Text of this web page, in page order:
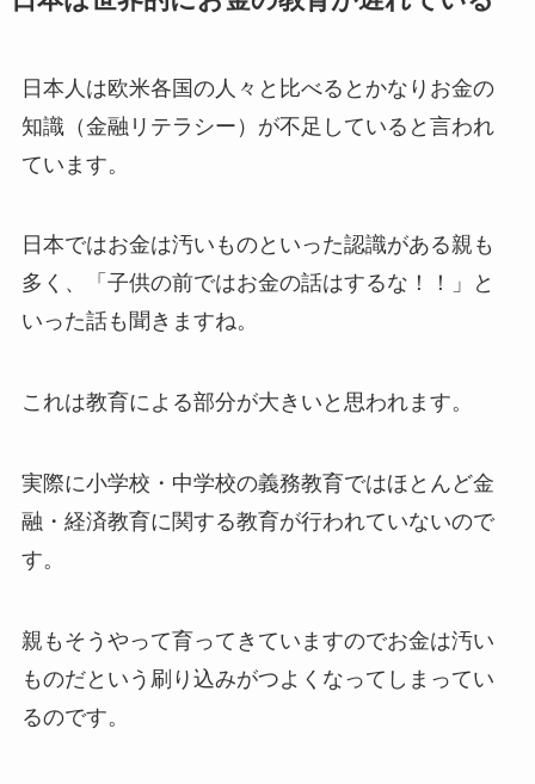
日本人は欧米各国の人々と比べるとかなりお金の
知識（金融リテラシー）が不足していると言われ
ています。
日本ではお金は汚いものといった認識がある親も
多く、「子供の前ではお金の話はするな！！」と
いった話も聞きますね。
これは教育による部分が大きいと思われます。
実際に小学校・中学校の義務教育ではほとんど金
融・経済教育に関する教育が行われていないので
す。
親もそうやって育ってきていますのでお金は汚い
ものだという刷り込みがつよくなってしまってい
るのです。